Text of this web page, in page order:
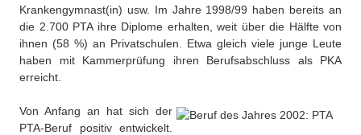
Krankengymnast(in) usw. Im Jahre 1998/99 haben bereits an
die 2.700 PTA ihre Diplome erhalten, weit über die Hälfte von
ihnen (58 %) an Privatschulen. Etwa gleich viele junge Leute
haben mit Kammerprüfung ihren Berufsabschluss als PKA
erreicht.
Von Anfang an hat sich der
PTA-Beruf positiv entwickelt.